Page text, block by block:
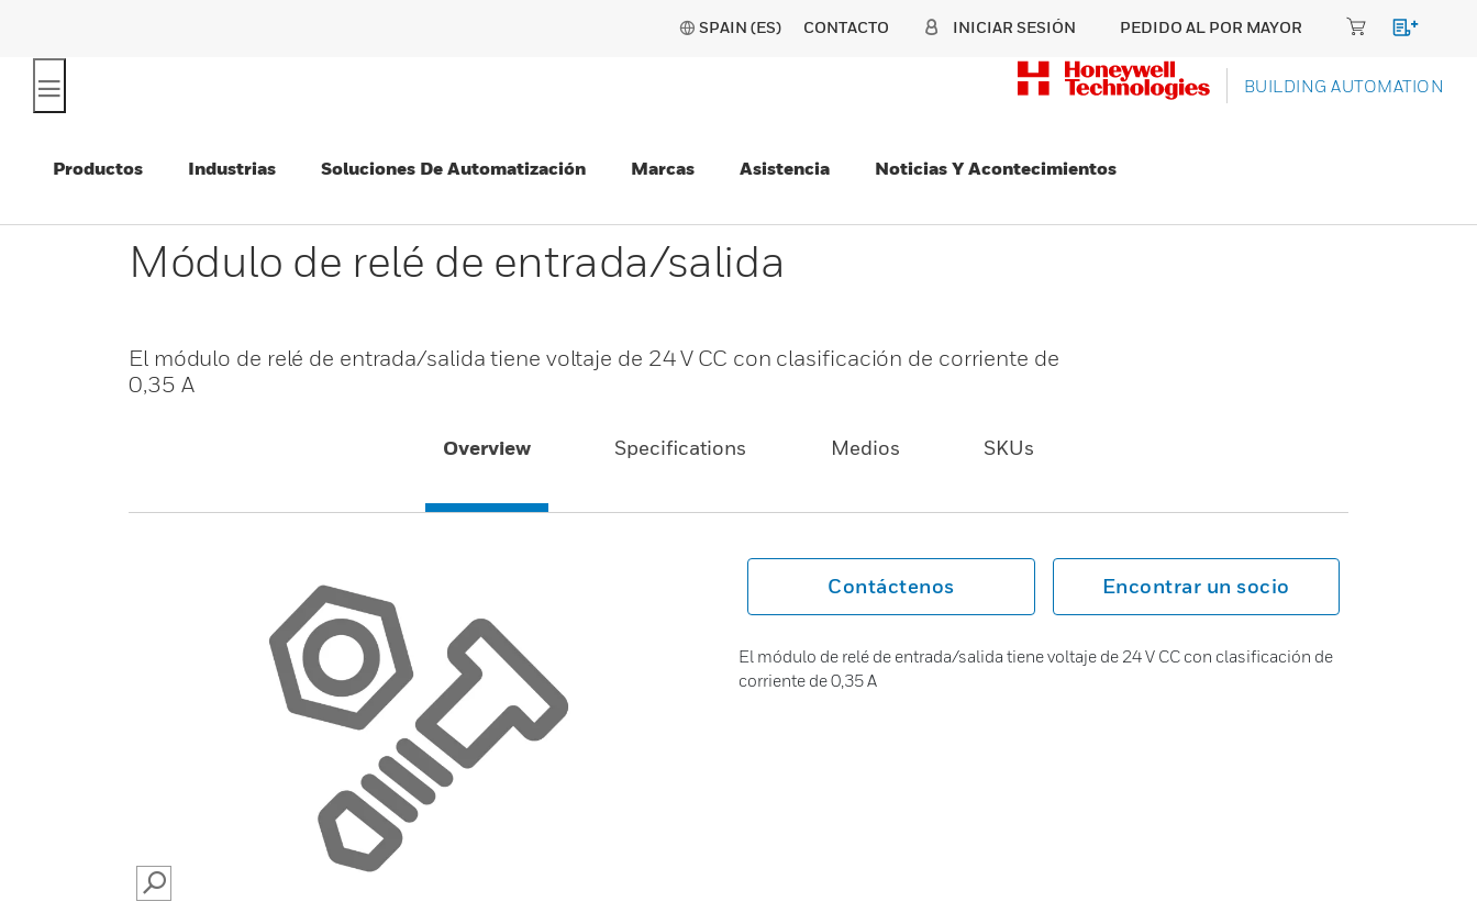
SPAIN (ES) CONTACTO INICIAR SESIÓN PEDIDO AL POR MAYOR
BUILDING AUTOMATION
Productos Industrias Soluciones De Automatización Marcas Asistencia Noticias Y Acontecimientos
Módulo de relé de entrada/salida
El módulo de relé de entrada/salida tiene voltaje de 24 V CC con clasificación de corriente de
0,35 A
Overview Specifications Medios SKUs
SEARCH
Contáctenos Encontrar un socio
El módulo de relé de entrada/salida tiene voltaje de 24 V CC con clasificación de
corriente de 0,35 A